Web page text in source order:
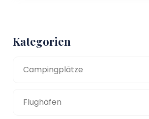
Kategorien
Campingplätze
Flughäfen